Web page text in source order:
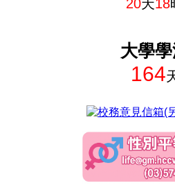
20天18
大學學
164